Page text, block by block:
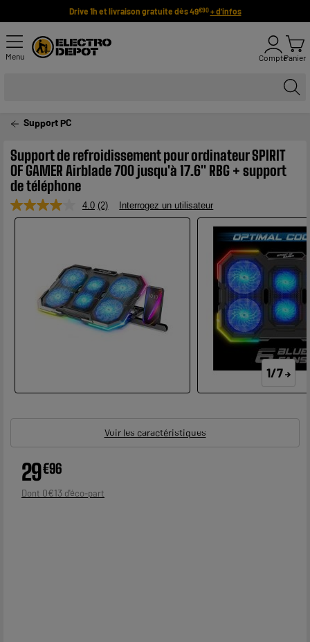
Drive 1h et livraison gratuite dès 49€90 + d'infos
Menu ComptePanier
Support PC
Support de refroidissement pour ordinateur SPIRIT
OF GAMER Airblade 700 jusqu'à 17.6" RBG + support
de téléphone
4.0 Lire
2
la
même
page.
(2) Interrogez un utilisateur
1/7
Voir les caractéristiques
29€96
Dont 0€13